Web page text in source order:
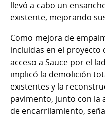
llevó a cabo un
existente, mejorando
Como mejora de
incluidas en el
acceso a Sauce por el
implicó la demolición
existentes y la
pavimento, junto con la
de encarrilamiento,